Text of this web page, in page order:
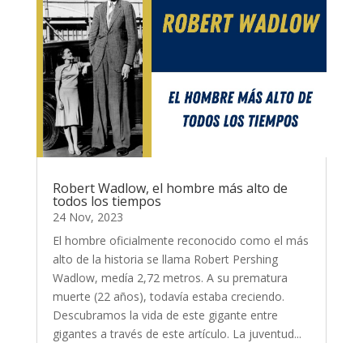
Robert Wadlow, el hombre más alto de
todos los tiempos
24 Nov, 2023
El hombre oficialmente reconocido como el más
alto de la historia se llama Robert Pershing
Wadlow, medía 2,72 metros. A su prematura
muerte (22 años), todavía estaba creciendo.
Descubramos la vida de este gigante entre
gigantes a través de este artículo. La juventud...